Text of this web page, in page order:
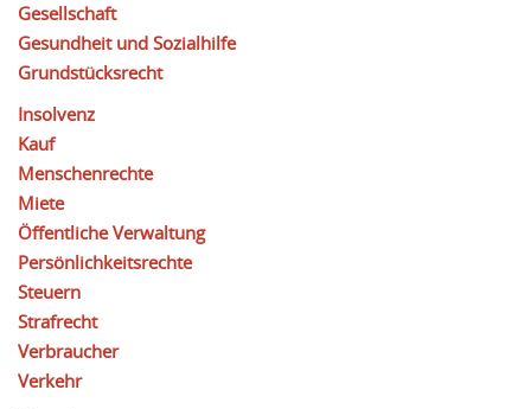
Gesellschaft
Gesundheit und Sozialhilfe
Grundstücksrecht
Insolvenz
Kauf
Menschenrechte
Miete
Öffentliche Verwaltung
Persönlichkeitsrechte
Steuern
Strafrecht
Verbraucher
Verkehr